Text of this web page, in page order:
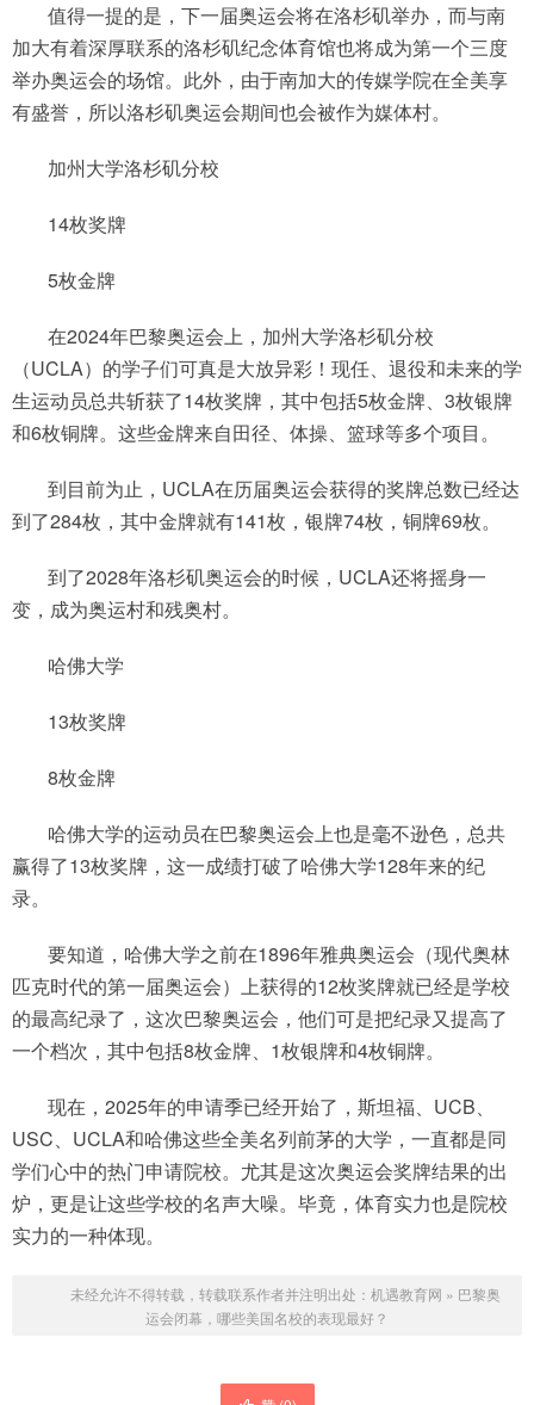
值得一提的是，下一届奥运会将在洛杉矶举办，而与南
加大有着深厚联系的洛杉矶纪念体育馆也将成为第一个三度
举办奥运会的场馆。此外，由于南加大的传媒学院在全美享
有盛誉，所以洛杉矶奥运会期间也会被作为媒体村。
加州大学洛杉矶分校
14枚奖牌
5枚金牌
在2024年巴黎奥运会上，加州大学洛杉矶分校
（UCLA）的学子们可真是大放异彩！现任、退役和未来的学
生运动员总共斩获了14枚奖牌，其中包括5枚金牌、3枚银牌
和6枚铜牌。这些金牌来自田径、体操、篮球等多个项目。
到目前为止，UCLA在历届奥运会获得的奖牌总数已经达
到了284枚，其中金牌就有141枚，银牌74枚，铜牌69枚。
到了2028年洛杉矶奥运会的时候，UCLA还将摇身一
变，成为奥运村和残奥村。
哈佛大学
13枚奖牌
8枚金牌
哈佛大学的运动员在巴黎奥运会上也是毫不逊色，总共
赢得了13枚奖牌，这一成绩打破了哈佛大学128年来的纪
录。
要知道，哈佛大学之前在1896年雅典奥运会（现代奥林
匹克时代的第一届奥运会）上获得的12枚奖牌就已经是学校
的最高纪录了，这次巴黎奥运会，他们可是把纪录又提高了
一个档次，其中包括8枚金牌、1枚银牌和4枚铜牌。
现在，2025年的申请季已经开始了，斯坦福、UCB、
USC、UCLA和哈佛这些全美名列前茅的大学，一直都是同
学们心中的热门申请院校。尤其是这次奥运会奖牌结果的出
炉，更是让这些学校的名声大噪。毕竟，体育实力也是院校
实力的一种体现。
未经允许不得转载，转载联系作者并注明出处： 机遇教育网 » 巴黎奥
运会闭幕，哪些美国名校的表现最好？